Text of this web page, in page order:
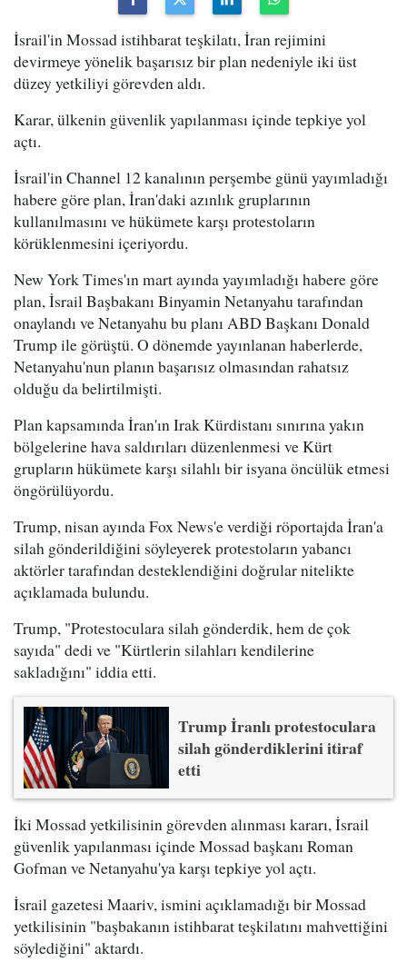
İsrail'in Mossad istihbarat teşkilatı, İran rejimini
devirmeye yönelik başarısız bir plan nedeniyle iki üst
düzey yetkiliyi görevden aldı.
Karar, ülkenin güvenlik yapılanması içinde tepkiye yol
açtı.
İsrail'in Channel 12 kanalının perşembe günü yayımladığı
habere göre plan, İran'daki azınlık gruplarının
kullanılmasını ve hükümete karşı protestoların
körüklenmesini içeriyordu.
New York Times'ın mart ayında yayımladığı habere göre
plan, İsrail Başbakanı Binyamin Netanyahu tarafından
onaylandı ve Netanyahu bu planı ABD Başkanı Donald
Trump ile görüştü. O dönemde yayınlanan haberlerde,
Netanyahu'nun planın başarısız olmasından rahatsız
olduğu da belirtilmişti.
Plan kapsamında İran'ın Irak Kürdistanı sınırına yakın
bölgelerine hava saldırıları düzenlenmesi ve Kürt
grupların hükümete karşı silahlı bir isyana öncülük etmesi
öngörülüyordu.
Trump, nisan ayında Fox News'e verdiği röportajda İran'a
silah gönderildiğini söyleyerek protestoların yabancı
aktörler tarafından desteklendiğini doğrular nitelikte
açıklamada bulundu.
Trump, "Protestoculara silah gönderdik, hem de çok
sayıda" dedi ve "Kürtlerin silahları kendilerine
sakladığını" iddia etti.
Trump İranlı protestoculara
silah gönderdiklerini itiraf
etti
İki Mossad yetkilisinin görevden alınması kararı, İsrail
güvenlik yapılanması içinde Mossad başkanı Roman
Gofman ve Netanyahu'ya karşı tepkiye yol açtı.
İsrail gazetesi Maariv, ismini açıklamadığı bir Mossad
yetkilisinin "başbakanın istihbarat teşkilatını mahvettiğini
söylediğini" aktardı.